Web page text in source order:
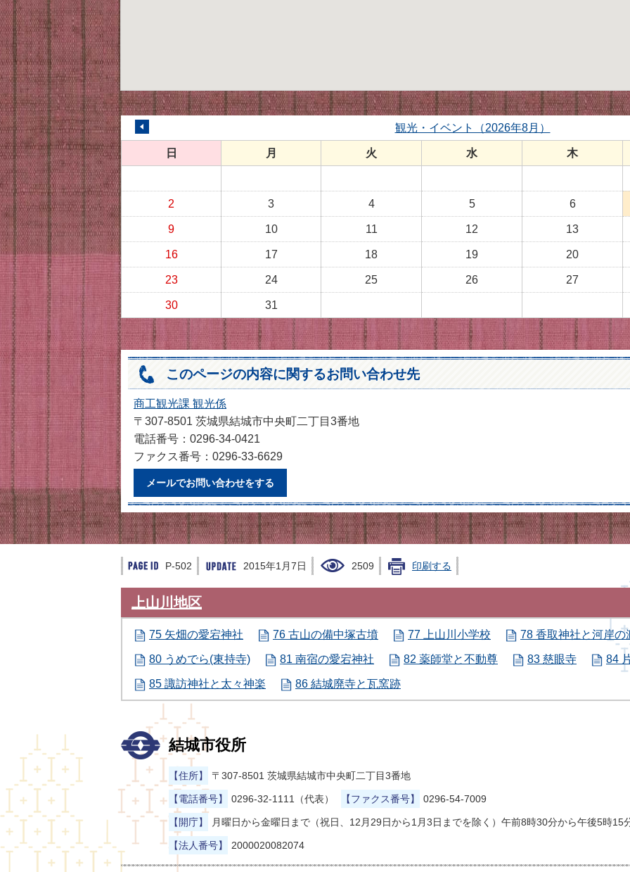
観光・イベント（2026年8月）
日 月 火 水 木
2 3 4 5 6
9 10 11 12 13
16 17 18 19 20
23 24 25 26 27
30 31
このページの内容に関するお問い合わせ先
商工観光課 観光係
〒307-8501 茨城県結城市中央町二丁目3番地
電話番号：0296-34-0421
ファクス番号：0296-33-6629
メールでお問い合わせをする
P-502 2015年1月7日 2509 印刷する
上山川地区
75 矢畑の愛宕神社 76 古山の備中塚古墳 77 上山川小学校 78 香取神社と河岸の
80 うめでら(東持寺) 81 南宿の愛宕神社 82 薬師堂と不動尊 83 慈眼寺 84
85 諏訪神社と太々神楽 86 結城廃寺と瓦窯跡
結城市役所
【住所】 〒307-8501 茨城県結城市中央町二丁目3番地
【電話番号】 0296-32-1111（代表） 【ファクス番号】 0296-54-7009
【開庁】 月曜日から金曜日まで（祝日、12月29日から1月3日までを除く）午前8時30分から午後5時15
【法人番号】 2000020082074